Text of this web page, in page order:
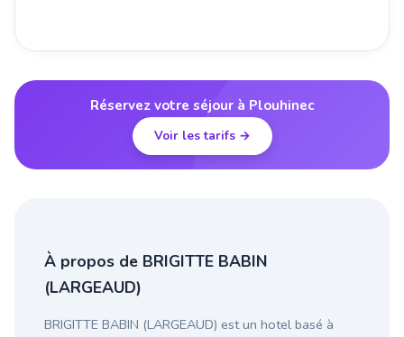
Réservez votre séjour à Plouhinec
Voir les tarifs →
À propos de BRIGITTE BABIN
(LARGEAUD)
BRIGITTE BABIN (LARGEAUD) est un hotel basé à